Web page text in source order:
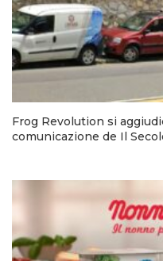
Frog Revolution si
comunicazione de Il